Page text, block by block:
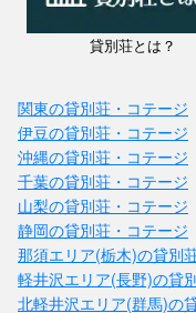
貸別荘とは？
関東の貸別荘・コテージ
伊豆の貸別荘・コテージ
沖縄の貸別荘・コテージ
千葉の貸別荘・コテージ
山梨の貸別荘・コテージ
静岡の貸別荘・コテージ
那須エリア(栃木)の貸別
軽井沢エリア(長野)の貸
北軽井沢エリア(群馬)の